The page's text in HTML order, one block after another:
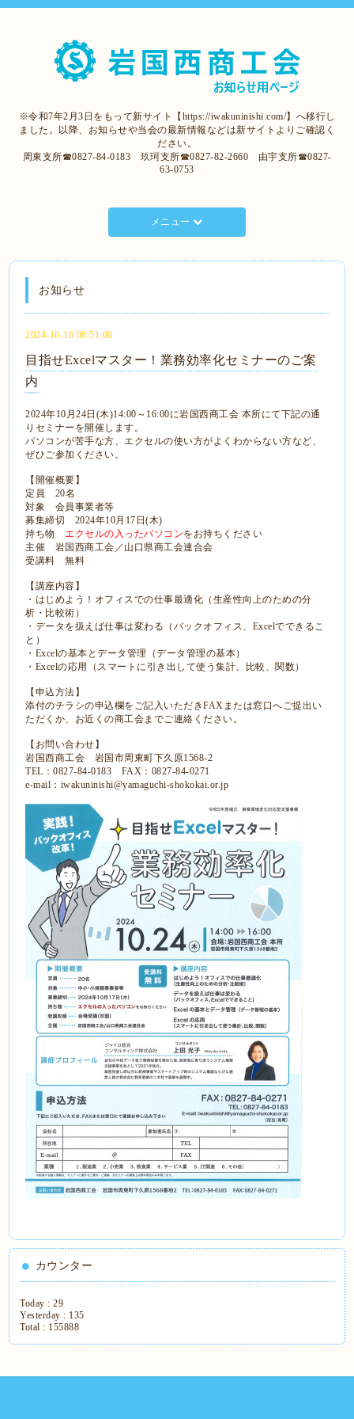
※令和7年2月3日をもって新サイト【https://iwakuninishi.com/】へ移行し
ました。以降、お知らせや当会の最新情報などは新サイトよりご確認く
ださい。
周東支所☎0827-84-0183 玖珂支所☎0827-82-2660 由宇支所☎0827-
63-0753
メニュー
お知らせ
2024-10-16 08:51:00
目指せExcelマスター！業務効率化セミナーのご案
内
2024年10月24日(木)14:00～16:00に岩国西商工会 本所にて下記の通
りセミナーを開催します。
パソコンが苦手な方、エクセルの使い方がよくわからない方など、
ぜひご参加ください。
【開催概要】
定員 20名
対象 会員事業者等
募集締切 2024年10月17日(木)
持ち物エクセルの入ったパソコンをお持ちください
主催 岩国西商工会／山口県商工会連合会
受講料 無料
【講座内容】
・はじめよう！オフィスでの仕事最適化（生産性向上のための分
析・比較術）
・データを扱えば仕事は変わる（バックオフィス、Excelでできるこ
と）
・Excelの基本とデータ管理（データ管理の基本）
・Excelの応用（スマートに引き出して使う集計、比較、関数）
【申込方法】
添付のチラシの申込欄をご記入いただきFAXまたは窓口へご提出い
ただくか、お近くの商工会までご連絡ください。
【お問い合わせ】
岩国西商工会 岩国市周東町下久原1568-2
TEL：0827-84-0183 FAX：0827-84-0271
e-mail：iwakuninishi@yamaguchi-shokokai.or.jp
カウンター
Today :29
Yesterday : 135
Total : 155888